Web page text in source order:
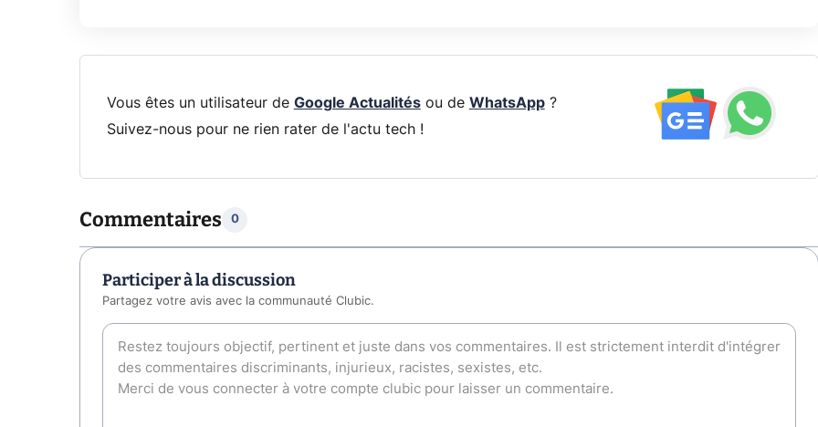
Vous êtes un utilisateur de Google Actualitésou de WhatsApp?
Suivez-nous pour ne rien rater de l'actu tech !
Commentaires 0
Participer à la discussion
Partagez votre avis avec la communauté Clubic.